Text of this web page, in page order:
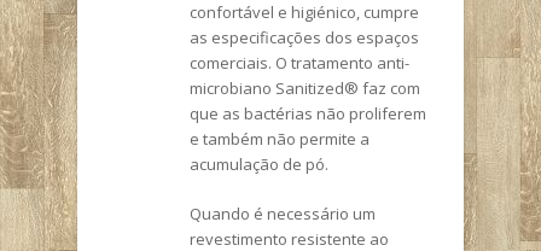
confortável e higiénico, cumpre
as especificações dos espaços
comerciais. O tratamento anti-
microbiano Sanitized® faz com
que as bactérias não proliferem
e também não permite a
acumulação de pó.
Quando é necessário um
revestimento resistente ao